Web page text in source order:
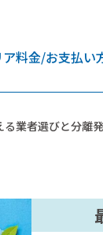
料金/お支払い
業者選びと分離